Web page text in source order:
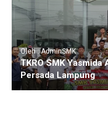
Oleh : AdminSMK
TKRO SMK Yasmida
Persada Lampung